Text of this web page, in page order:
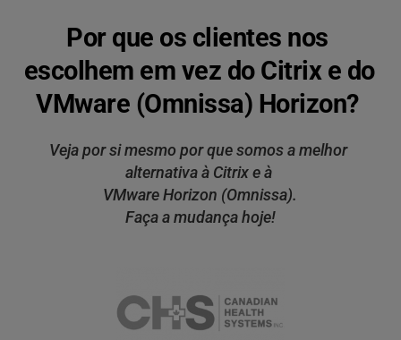
Por que os clientes nos
escolhem em vez do Citrix e do
VMware (Omnissa) Horizon?
Veja por si mesmo por que somos a melhor
alternativa à Citrix e à
VMware Horizon (Omnissa).
Faça a mudança hoje!